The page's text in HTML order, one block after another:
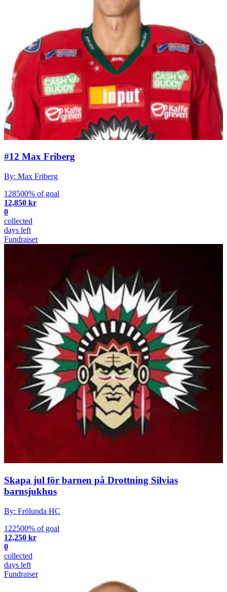
#12 Max Friberg
By: Max Friberg
128500% of goal
12,850 kr
0
collected
days left
Fundraiser
Skapa jul för barnen på Drottning Silvias
barnsjukhus
By: Frölunda HC
122500% of goal
12,250 kr
0
collected
days left
Fundraiser